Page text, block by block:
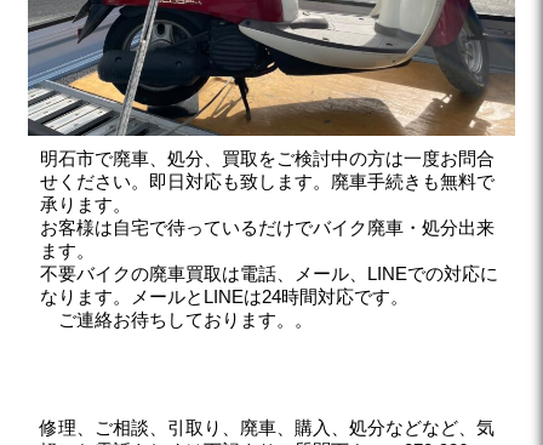
明石市で廃車、処分、買取をご検討中の方は一度お問合
せください。即日対応も致します。廃車手続きも無料で
承ります。
お客様は自宅で待っているだけでバイク廃車・処分出来
ます。
不要バイクの廃車買取は電話、メール、LINEでの対応に
なります。メールとLINEは24時間対応です。
ご連絡お待ちしております。。
修理、ご相談、引取り、廃車、購入、処分などなど、気